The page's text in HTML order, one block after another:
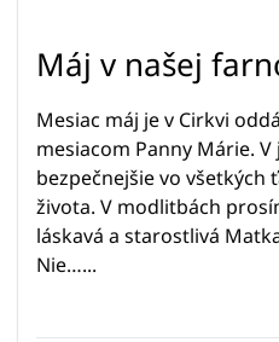
Máj v našej
Mesiac máj je v Cirkvi
mesiacom Panny Márie.
bezpečnejšie vo všetkých
života. V modlitbách
láskavá a starostlivá
Nie…...